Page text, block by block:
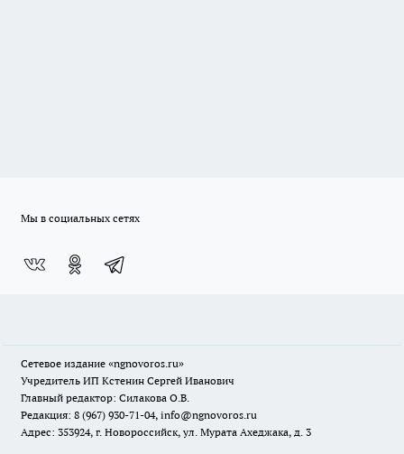
Мы в социальных сетях
Сетевое издание «ngnovoros.ru»
Учредитель ИП Кстенин Сергей Иванович
Главный редактор: Силакова О.В.
Редакция: 8 (967) 930-71-04, info@ngnovoros.ru
Адрес: 353924, г. Новороссийск, ул. Мурата Ахеджака, д. 3